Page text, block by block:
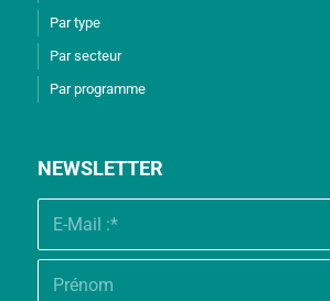
Par type
Par secteur
Par programme
NEWSLETTER